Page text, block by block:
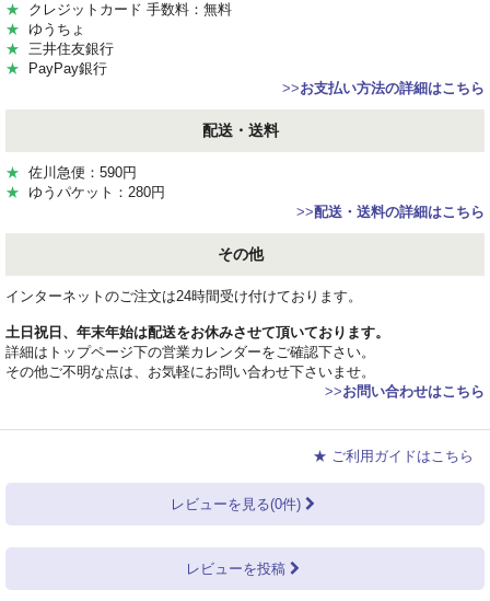
★ クレジットカード 手数料：無料
★ ゆうちょ
★ 三井住友銀行
★ PayPay銀行
>>お支払い方法の詳細はこちら
配送・送料
★ 佐川急便：590円
★ ゆうパケット：280円
>>配送・送料の詳細はこちら
その他
インターネットのご注文は24時間受け付けております。
土日祝日、年末年始は配送をお休みさせて頂いております。
詳細はトップページ下の営業カレンダーをご確認下さい。
その他ご不明な点は、お気軽にお問い合わせ下さいませ。
>>お問い合わせはこちら
★ ご利用ガイドはこちら
レビューを見る(0件)
レビューを投稿